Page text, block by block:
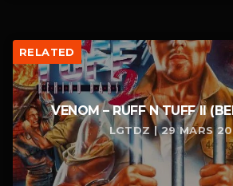
RELATED
VENOM – RUFF N TUFF II
LGTDZ | 29 MARS